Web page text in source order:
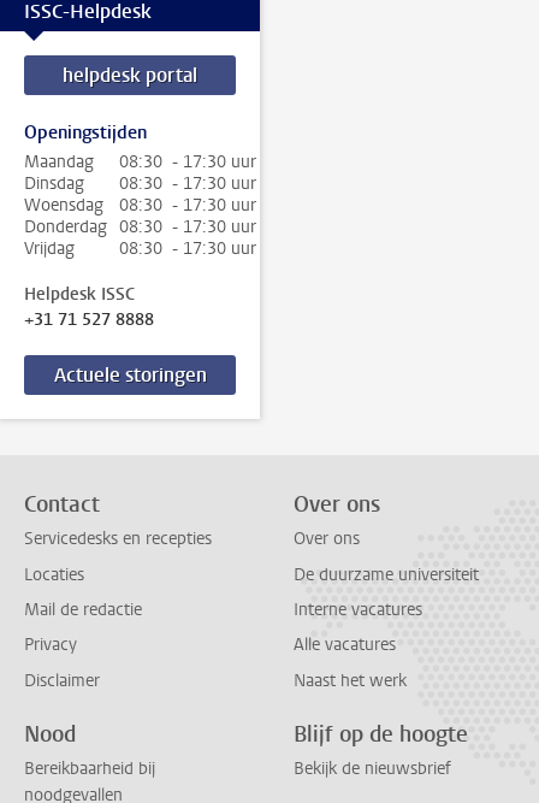
ISSC-Helpdesk
helpdesk portal
Openingstijden
Maandag
08:30 - 17:30 uur
Dinsdag
08:30 - 17:30 uur
Woensdag
08:30 - 17:30 uur
Donderdag 08:30 - 17:30 uur
Vrijdag
08:30 - 17:30 uur
Helpdesk ISSC
+31 71 527 8888
Actuele storingen
Contact
Servicedesks en recepties
Locaties
Mail de redactie
Privacy
Disclaimer
Over ons
Over ons
De duurzame universiteit
Interne vacatures
Alle vacatures
Naast het werk
Nood
Bereikbaarheid bij
noodgevallen
Blijf op de hoogte
Bekijk de nieuwsbrief